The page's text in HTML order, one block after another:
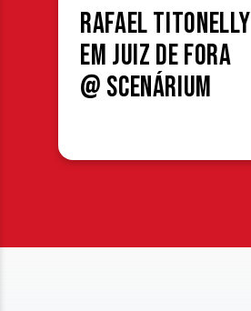
Rafael Titonelly
em Juiz de Fora
@ Scenárium